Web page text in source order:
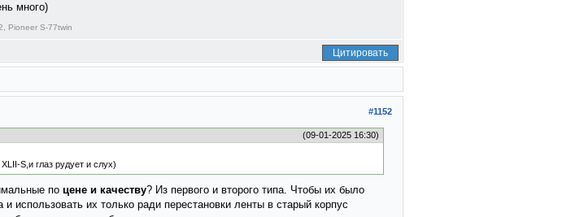
много)
Pioneer S-77twin
Цитировать
#1152
(09-01-2025 16:30)
S,и глаз рудует и слух)
по цене и качеству? Из первого и второго типа. Чтобы их было
использовать их только ради перестановки ленты в старый корпус